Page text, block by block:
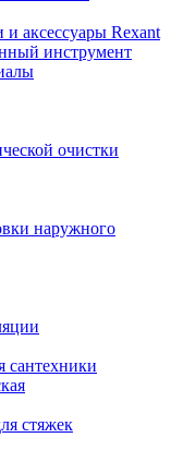
и аксессуары Rexant
инструмент
очистки
наружного
сантехники
стяжек